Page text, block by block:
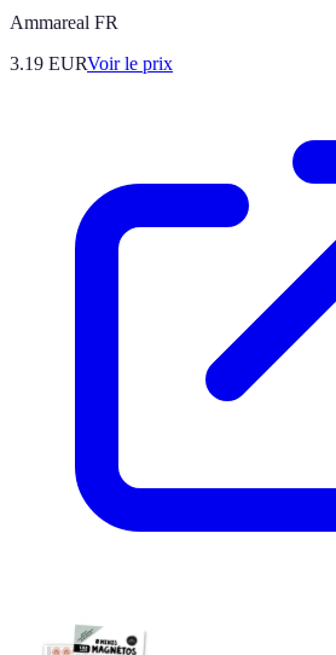
Ammareal FR
3.19 EURVoir le prix